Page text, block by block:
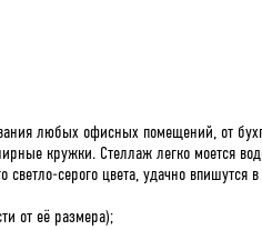
любых офисных помещений, от
кружки. Стеллаж легко
серого цвета, удачно впишутся
от её размера);